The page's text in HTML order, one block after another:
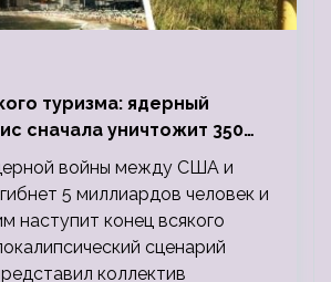
туризма: ядерный
сначала уничтожит 350
а потом 5 миллиардов
войны между США и
5 миллиардов человек и
наступит конец всякого
сценарий
коллектив